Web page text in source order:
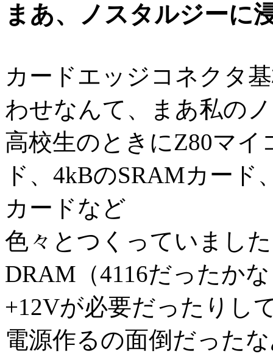
まあ、ノスタルジーに
カードエッジコネクタ
わせなんて、まあ私の
高校生のときにZ80マイ
ド、4kBのSRAMカー
カードなど
色々とつくっていまし
DRAM（4116だったか
+12Vが必要だったりし
電源作るの面倒だった